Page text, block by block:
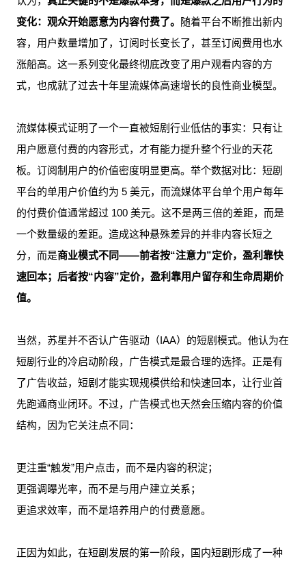
变化：观众开始愿意为内容付费了。
随着平台不断推出新内
容，用户数量增加了，订阅时长变长了，甚至订阅费用也水
涨船高。这一系列变化最终彻底改变了用户观看内容的方
式，也成就了过去十年里流媒体高速增长的良性商业模型。
流媒体模式证明了一个一直被短剧行业低估的事实：只有让
用户愿意付费的内容形式，才有能力提升整个行业的天花
板。订阅制用户的价值密度明显更高。举个数据对比：短剧
平台的单用户价值约为 5 美元，而流媒体平台单个用户每年
的付费价值通常超过 100 美元。这不是两三倍的差距，而是
一个数量级的差距。造成这种悬殊差异的并非内容长短之
分，而是商业模式不同——前者按“注意力”定价，盈利靠快
速回本；后者按“内容”定价，盈利靠用户留存和生命周期价
值。
当然，苏星并不否认广告驱动（IAA）的短剧模式。他认为在
短剧行业的冷启动阶段，广告模式是最合理的选择。正是有
了广告收益，短剧才能实现规模供给和快速回本，让行业首
先跑通商业闭环。不过，广告模式也天然会压缩内容的价值
结构，因为它关注点不同：
更注重“触发”用户点击，而不是内容的积淀；
更强调曝光率，而不是与用户建立关系；
更追求效率，而不是培养用户的付费意愿。
正因为如此，在短剧发展的第一阶段，国内短剧形成了一种